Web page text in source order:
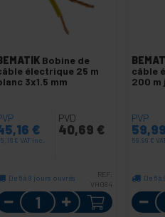
Bobine de
électrique 25 m
3x1.5 mm
€
€ VAT inc.
PVD
40,69 €
De 6 à 8 jours ouvrés
REF:
VH084
Quantité
câble
200 m
PVP
59,99 €
De 6